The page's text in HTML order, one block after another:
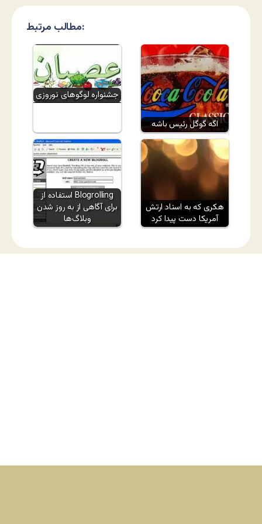
مطالب مرتبط:
جشنواره لوگوهای نوروزی
اگه گوگل رئیس باشه
استفاده از Blogrolling
برای آگاهی از به روز شدن
وبلاگ‌ها
هکری که به اسناد ارتش
آمریکا دست پیدا کرد